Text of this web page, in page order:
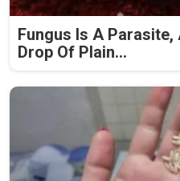
Fungus Is A
Drop Of Plain...